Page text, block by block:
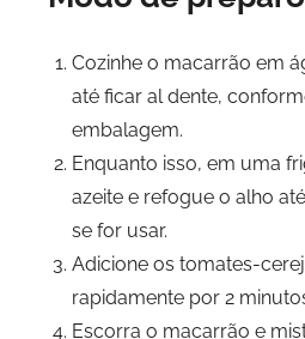
Cozinhe o macarrão em
até ficar al dente,
embalagem.
Enquanto isso, em uma
azeite e refogue o alho
se for usar.
Adicione os tomates-
rapidamente por 2
Escorra o macarrão e